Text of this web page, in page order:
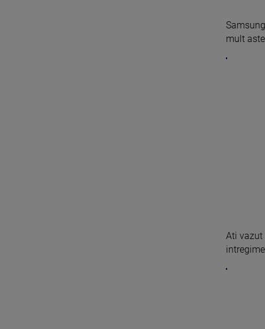
mult
Ati vazut